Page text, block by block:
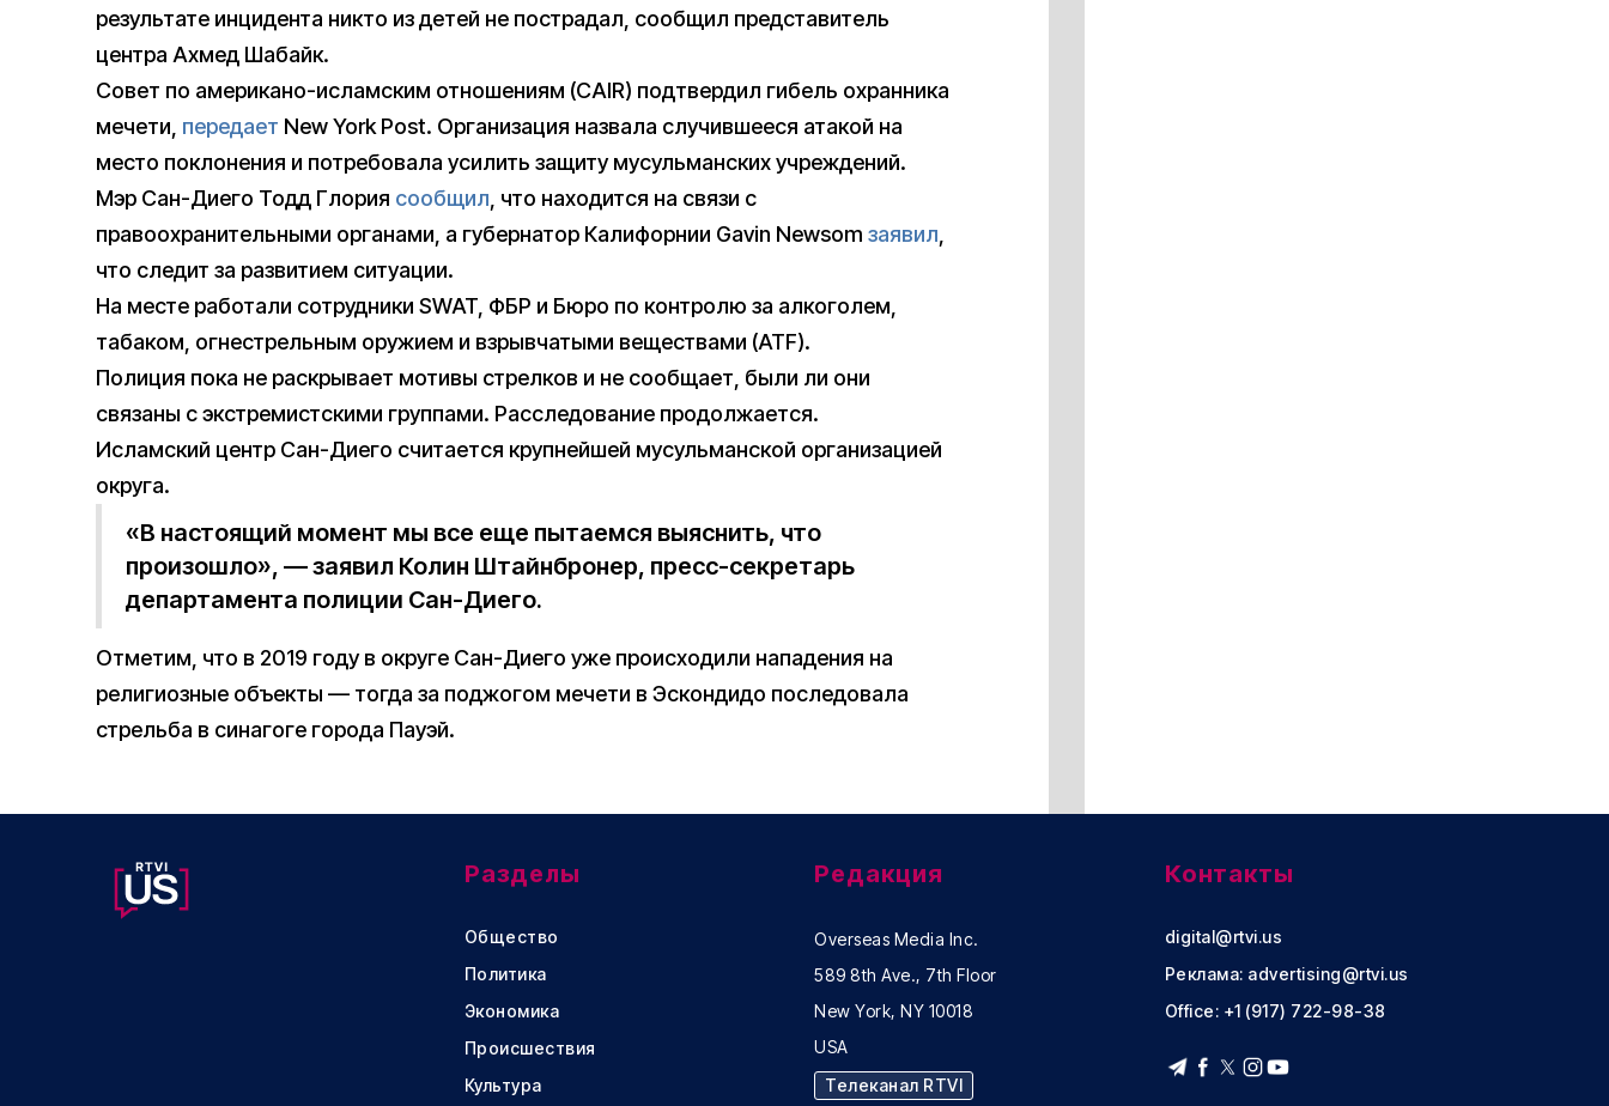
результате инцидента никто из детей не пострадал, сообщил представитель
центра Ахмед Шабайк.
Совет по американо-исламским отношениям (CAIR) подтвердил гибель охранника
мечети, передает New York Post. Организация назвала случившееся атакой на
место поклонения и потребовала усилить защиту мусульманских учреждений.
Мэр Сан-Диего Тодд Глория сообщил, что находится на связи с
правоохранительными органами, а губернатор Калифорнии Gavin Newsom заявил,
что следит за развитием ситуации.
На месте работали сотрудники SWAT, ФБР и Бюро по контролю за алкоголем,
табаком, огнестрельным оружием и взрывчатыми веществами (ATF).
Полиция пока не раскрывает мотивы стрелков и не сообщает, были ли они
связаны с экстремистскими группами. Расследование продолжается.
Исламский центр Сан-Диего считается крупнейшей мусульманской организацией
округа.
«В настоящий момент мы все еще пытаемся выяснить, что
произошло», — заявил Колин Штайнбронер, пресс-секретарь
департамента полиции Сан-Диего.
Отметим, что в 2019 году в округе Сан-Диего уже происходили нападения на
религиозные объекты — тогда за поджогом мечети в Эскондидо последовала
стрельба в синагоге города Пауэй.
Разделы
Общество
Политика
Экономика
Происшествия
Культура
Редакция
Overseas Media Inc.
589 8th Ave., 7th Floor
New York, NY 10018
USA
Телеканал RTVI
Контакты
digital@rtvi.us
Реклама: advertising@rtvi.us
Office: +1 (917) 722-98-38